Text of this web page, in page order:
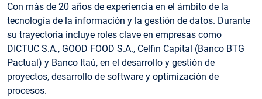
Con más de 20 años de experiencia en el ámbito de la
tecnología de la información y la gestión de datos. Durante
su trayectoria incluye roles clave en empresas como
DICTUC S.A., GOOD FOOD S.A., Celfin Capital (Banco BTG
Pactual) y Banco Itaú, en el desarrollo y gestión de
proyectos, desarrollo de software y optimización de
procesos.